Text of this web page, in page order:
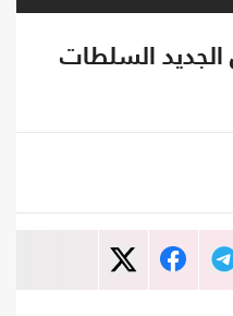
السلطات